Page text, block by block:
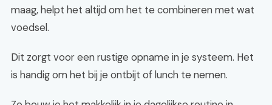
maag, helpt het altijd om het te combineren met wat
voedsel.
Dit zorgt voor een rustige opname in je systeem. Het
is handig om het bij je ontbijt of lunch te nemen.